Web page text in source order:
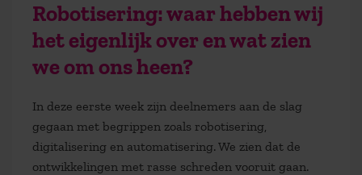
Robotisering: waar hebben wij
het eigenlijk over en wat zien
we om ons heen?
In deze eerste week zijn deelnemers aan de slag
gegaan met begrippen zoals robotisering,
digitalisering en automatisering. We zien dat de
ontwikkelingen met rasse schreden vooruit gaan.